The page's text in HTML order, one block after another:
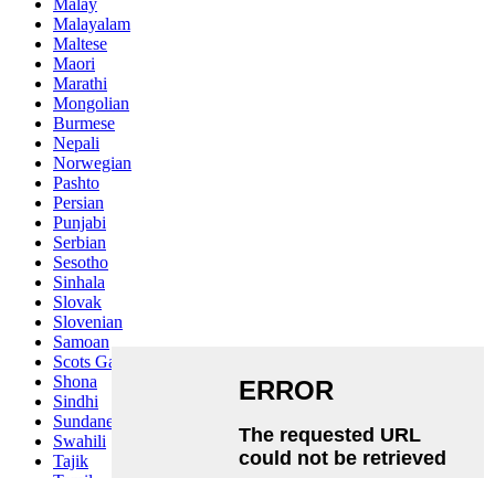
Malay
Malayalam
Maltese
Maori
Marathi
Mongolian
Burmese
Nepali
Norwegian
Pashto
Persian
Punjabi
Serbian
Sesotho
Sinhala
Slovak
Slovenian
Samoan
Scots Gaelic
Shona
Sindhi
Sundanese
Swahili
Tajik